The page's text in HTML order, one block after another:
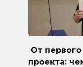
От
проекта: